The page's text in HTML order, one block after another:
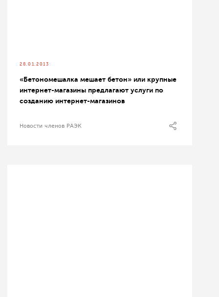
28.01.2013
«Бетономешалка мешает бетон» или крупные
интернет-магазины предлагают услуги по
созданию интернет-магазинов
Новости членов РАЭК